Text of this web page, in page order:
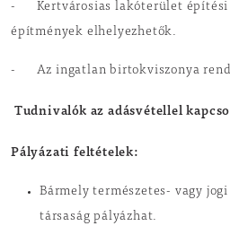
- Kertvárosias lakóterület építési
építmények elhelyezhetők.
- Az ingatlan birtokviszonya
Tudnivalók az adásvétellel
Pályázati feltételek:
Bármely természetes- vagy jogi
társaság pályázhat.